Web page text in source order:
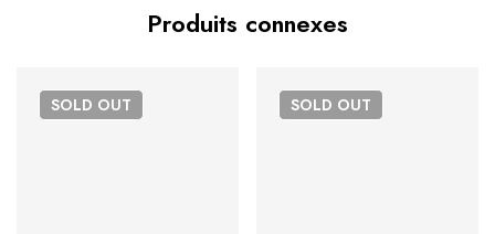
Produits connexes
SOLD OUT SOLD OUT